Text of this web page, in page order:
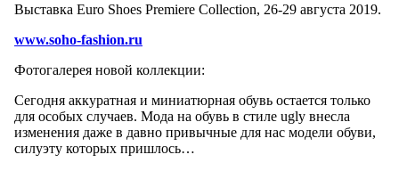
Выставка Euro Shoes Premiere Collection, 26-29 августа 2019.
www.soho-fashion.ru
Фотогалерея новой коллекции:
Сегодня аккуратная и миниатюрная обувь остается только
для особых случаев. Мода на обувь в стиле ugly внесла
изменения даже в давно привычные для нас модели обуви,
силуэту которых пришлось…